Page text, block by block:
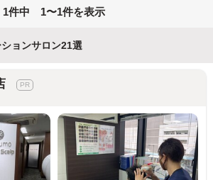
1件中 1〜1件を表示
ョンサロン21選